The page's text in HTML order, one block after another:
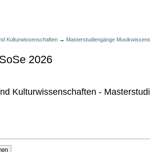
Kulturwissenschaften → Masterstudiengänge
2026
Kulturwissenschaften -